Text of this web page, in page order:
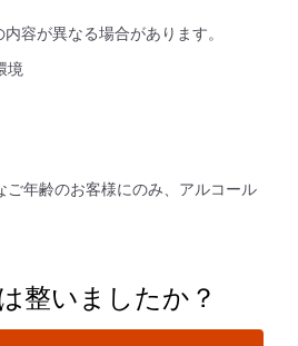
容が異なる場合があります。
境
ご年齢のお客様にのみ、アルコール
整いましたか？